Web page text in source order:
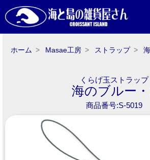
ホーム Masae工房 ストラップ
くらげ玉ストラップ
海のブルー
商品番号:S-5019